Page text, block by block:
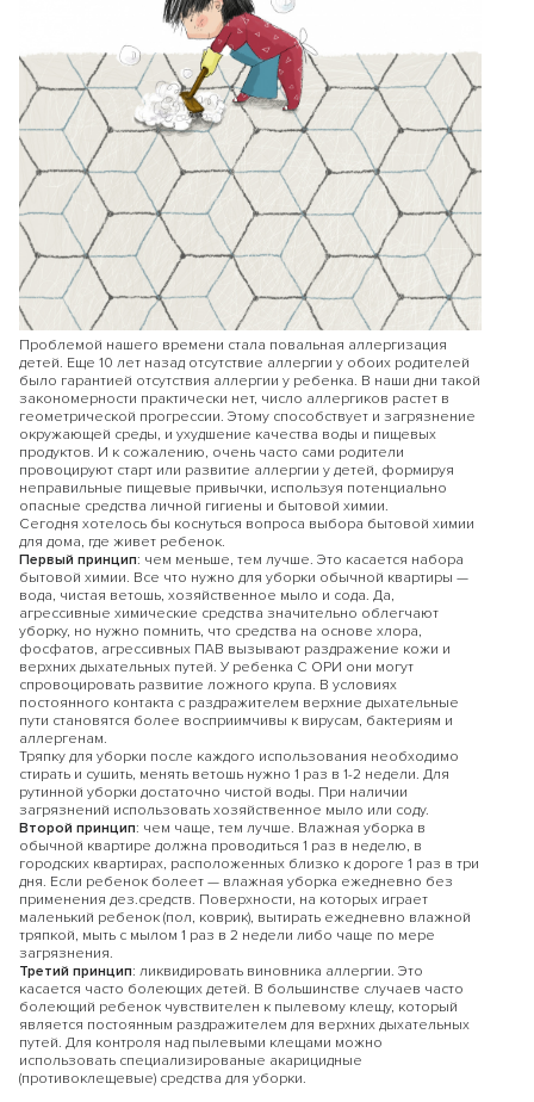
Проблемой нашего времени стала повальная аллергизация
детей. Еще 10 лет назад отсутствие аллергии у обоих родителей
было гарантией отсутствия аллергии у ребенка. В наши дни такой
закономерности практически нет, число аллергиков растет в
геометрической прогрессии. Этому способствует и загрязнение
окружающей среды, и ухудшение качества воды и пищевых
продуктов. И к сожалению, очень часто сами родители
провоцируют старт или развитие аллергии у детей, формируя
неправильные пищевые привычки, используя потенциально
опасные средства личной гигиены и бытовой химии.
Сегодня хотелось бы коснуться вопроса выбора бытовой химии
для дома, где живет ребенок.
Первый принцип: чем меньше, тем лучше. Это касается набора
бытовой химии. Все что нужно для уборки обычной квартиры —
вода, чистая ветошь, хозяйственное мыло и сода. Да,
агрессивные химические средства значительно облегчают
уборку, но нужно помнить, что средства на основе хлора,
фосфатов, агрессивных ПАВ вызывают раздражение кожи и
верхних дыхательных путей. У ребенка С ОРИ они могут
спровоцировать развитие ложного крупа. В условиях
постоянного контакта с раздражителем верхние дыхательные
пути становятся более восприимчивы к вирусам, бактериям и
аллергенам.
Тряпку для уборки после каждого использования необходимо
стирать и сушить, менять ветошь нужно 1 раз в 1-2 недели. Для
рутинной уборки достаточно чистой воды. При наличии
загрязнений использовать хозяйственное мыло или соду.
Второй принцип: чем чаще, тем лучше. Влажная уборка в
обычной квартире должна проводиться 1 раз в неделю, в
городских квартирах, расположенных близко к дороге 1 раз в три
дня. Если ребенок болеет — влажная уборка ежедневно без
применения дез.средств. Поверхности, на которых играет
маленький ребенок (пол, коврик), вытирать ежедневно влажной
тряпкой, мыть с мылом 1 раз в 2 недели либо чаще по мере
загрязнения.
Третий принцип: ликвидировать виновника аллергии. Это
касается часто болеющих детей. В большинстве случаев часто
болеющий ребенок чувствителен к пылевому клещу, который
является постоянным раздражителем для верхних дыхательных
путей. Для контроля над пылевыми клещами можно
использовать специализированые акарицидные
(противоклещевые) средства для уборки.